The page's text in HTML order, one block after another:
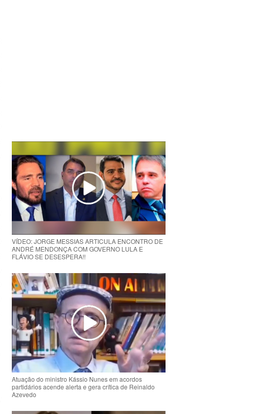
VÍDEO: JORGE MESSIAS ARTICULA ENCONTRO DE
ANDRÉ MENDONÇA COM GOVERNO LULA E
FLÁVIO SE DESESPERA!!
Atuação do ministro Kássio Nunes em acordos
partidários acende alerta e gera crítica de Reinaldo
Azevedo